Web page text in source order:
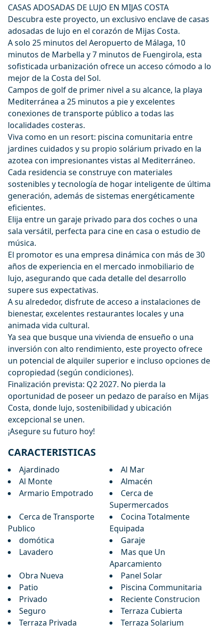
CASAS ADOSADAS DE LUJO EN MIJAS COSTA
Descubra este proyecto, un exclusivo enclave de casas
adosadas de lujo en el corazón de Mijas Costa.
A solo 25 minutos del Aeropuerto de Málaga, 10
minutos de Marbella y 7 minutos de Fuengirola, esta
sofisticada urbanización ofrece un acceso cómodo a lo
mejor de la Costa del Sol.
Campos de golf de primer nivel a su alcance, la playa
Mediterránea a 25 minutos a pie y excelentes
conexiones de transporte público a todas las
localidades costeras.
Viva como en un resort: piscina comunitaria entre
jardines cuidados y su propio solárium privado en la
azotea con impresionantes vistas al Mediterráneo.
Cada residencia se construye con materiales
sostenibles y tecnología de hogar inteligente de última
generación, además de sistemas energéticamente
eficientes.
Elija entre un garaje privado para dos coches o una
sala versátil, perfecta para cine en casa o estudio de
música.
El promotor es una empresa dinámica con más de 30
años de experiencia en el mercado inmobiliario de
lujo, asegurando que cada detalle del desarrollo
supere sus expectativas.
A su alrededor, disfrute de acceso a instalaciones de
bienestar, excelentes restaurantes locales y una
animada vida cultural.
Ya sea que busque una vivienda de ensueño o una
inversión con alto rendimiento, este proyecto ofrece
un potencial de alquiler superior e incluso opciones de
copropiedad (según condiciones).
Finalización prevista: Q2 2027. No pierda la
oportunidad de poseer un pedazo de paraíso en Mijas
Costa, donde lujo, sostenibilidad y ubicación
excepcional se unen.
¡Asegure su futuro hoy!
CARACTERISTICAS
Ajardinado
Al Mar
Al Monte
Almacén
Armario Empotrado
Cerca de
Supermercados
Cerca de Transporte
Publico
Cocina Totalmente
Equipada
domótica
Garaje
Lavadero
Mas que Un
Aparcamiento
Obra Nueva
Panel Solar
Patio
Piscina Communitaria
Privado
Reciente Construcion
Seguro
Terraza Cubierta
Terraza Privada
Terraza Solarium